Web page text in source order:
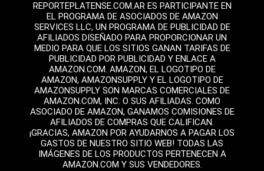
REPORTEPLATENSE.COM.AR ES PARTICIPANTE EN
EL PROGRAMA DE ASOCIADOS DE AMAZON
SERVICES LLC, UN PROGRAMA DE PUBLICIDAD DE
AFILIADOS DISEÑADO PARA PROPORCIONAR UN
MEDIO PARA QUE LOS SITIOS GANAN TARIFAS DE
PUBLICIDAD POR PUBLICIDAD Y ENLACE A
AMAZON.COM. AMAZON, EL LOGOTIPO DE
AMAZON, AMAZONSUPPLY Y EL LOGOTIPO DE
AMAZONSUPPLY SON MARCAS COMERCIALES DE
AMAZON.COM, INC. O SUS AFILIADAS. COMO
ASOCIADO DE AMAZON, GANAMOS COMISIONES DE
AFILIADOS DE COMPRAS QUE CALIFICAN.
¡GRACIAS, AMAZON POR AYUDARNOS A PAGAR LOS
GASTOS DE NUESTRO SITIO WEB! TODAS LAS
IMÁGENES DE LOS PRODUCTOS PERTENECEN A
AMAZON.COM Y SUS VENDEDORES.